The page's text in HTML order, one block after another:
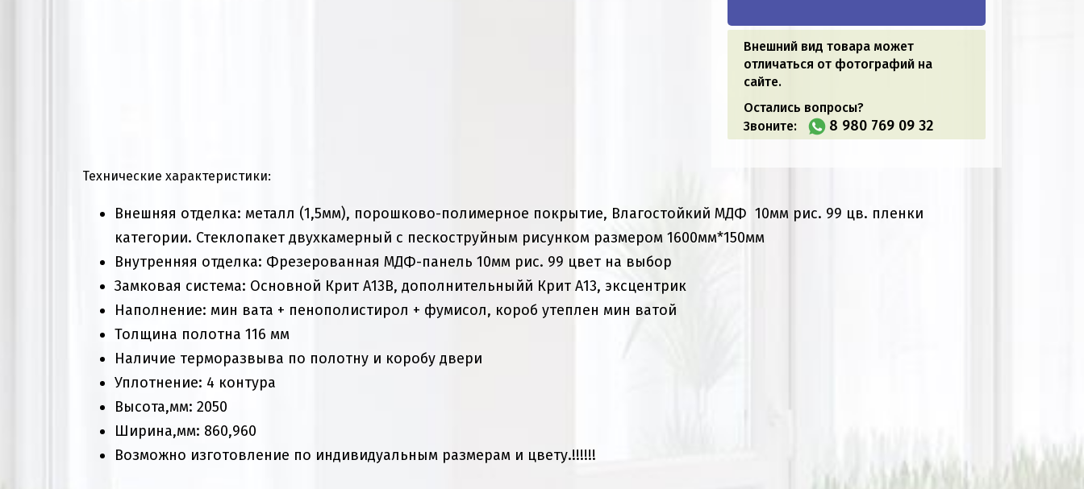
Внешний вид товара может
отличаться от фотографий на
сайте.
Остались вопросы?
Звоните:
8 980 769 09 32
Технические характеристики:
Внешняя отделка: металл (1,5мм), порошково-полимерное покрытие, Влагостойкий МДФ 10мм рис. 99 цв. пленки
категории. Стеклопакет двухкамерный с пескоструйным рисунком размером 1600мм*150мм
Внутренняя отделка: Фрезерованная МДФ-панель 10мм рис. 99 цвет на выбор
Замковая система: Основной Крит А13В, дополнительныйй Крит А13, эксцентрик
Наполнение: мин вата + пенополистирол + фумисол, короб утеплен мин ватой
Толщина полотна 116 мм
Наличие терморазвыва по полотну и коробу двери
Уплотнение: 4 контура
Высота,мм: 2050
Ширина,мм: 860,960
Возможно изготовление по индивидуальным размерам и цвету.!!!!!!